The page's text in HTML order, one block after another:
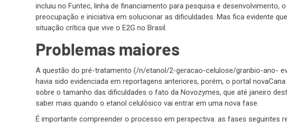
incluiu no Funtec, linha de financiamento para pesquisa e
preocupação e iniciativa em solucionar as dificuldades. Mas fica evidente
situação crítica que vive o E2G no Brasil.
Problemas maiores
A questão do pré-tratamento (/n/etanol/2-geracao-celulose/granbio-ano-
havia sido evidenciada em reportagens anteriores, porém, o portal
sobre o tamanho das dificuldades o fato da Novozymes, que até janeiro
saber mais quando o etanol celulósico vai entrar em uma nova fase.
É importante compreender o processo em perspectiva: as fases seguintes